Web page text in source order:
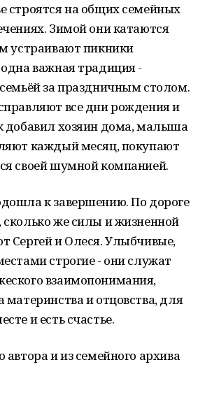
строятся на общих семейных
Зимой они катаются
устраивают пикники
важная традиция -
семьёй за праздничным столом.
все дни рождения и
добавил хозяин дома, малыша
каждый месяц, покупают
своей шумной компанией.
к завершению. По дороге
же силы и жизненной
Сергей и Олеся. Улыбчивые,
строгие - они служат
взаимопонимания,
материнства и отцовства, для
и есть счастье.
и из семейного архива